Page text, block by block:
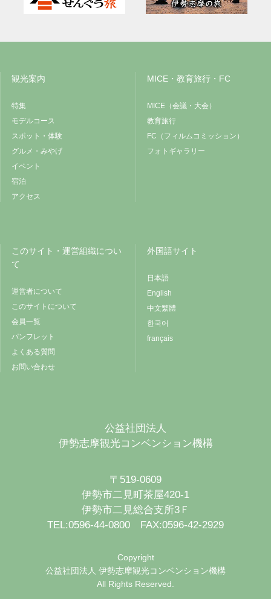
観光案内
特集
モデルコース
スポット・体験
グルメ・みやげ
イベント
宿泊
アクセス
MICE・教育旅行・FC
MICE（会議・大会）
教育旅行
FC（フィルムコミッション）
フォトギャラリー
このサイト・運営組織につい
て
運営者について
このサイトについて
会員一覧
パンフレット
よくある質問
お問い合わせ
外国語サイト
日本語
English
中文繁體
한국어
français
公益社団法人
伊勢志摩観光コンベンション機構
〒519-0609
伊勢市二見町茶屋420-1
伊勢市二見総合支所3Ｆ
TEL:0596-44-0800 FAX:0596-42-2929
Copyright
公益社団法人 伊勢志摩観光コンベンション機構
All Rights Reserved.